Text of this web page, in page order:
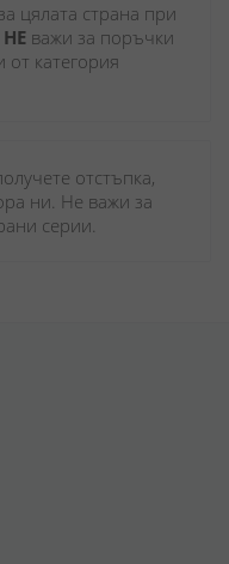
цялата страна при
НЕ важи за поръчки
от категория
отстъпка,
ни. Не важи за
серии.